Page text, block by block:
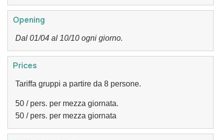
Opening
Dal 01/04 al 10/10 ogni giorno.
Prices
Tariffa gruppi a partire da 8 persone.
50 / pers. per mezza giornata.
50 / pers. per mezza giornata